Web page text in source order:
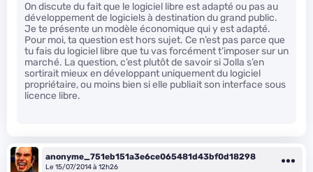
On discute du fait que le logiciel libre est adapté ou pas au
développement de logiciels à destination du grand public.
Je te présente un modèle économique qui y est adapté.
Pour moi, ta question est hors sujet. Ce n’est pas parce que
tu fais du logiciel libre que tu vas forcément t’imposer sur un
marché. La question, c’est plutôt de savoir si Jolla s’en
sortirait mieux en développant uniquement du logiciel
propriétaire, ou moins bien si elle publiait son interface sous
licence libre.
anonyme_751eb151a3e6ce065481d43bf0d18298
Le 15/07/2014 à 12h26